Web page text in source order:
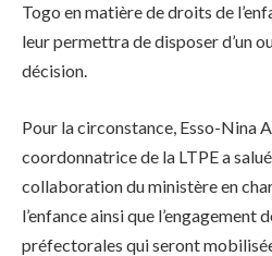
Togo en matière de droits de
leur permettra de disposer d’un
décision.
Pour la circonstance, Esso-Nina
coordonnatrice de la LTPE a
collaboration du ministère en
l’enfance ainsi que
préfectorales qui seront